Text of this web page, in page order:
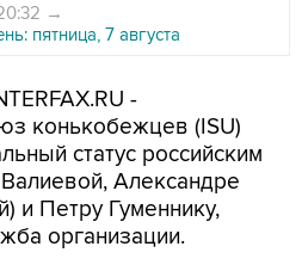
→
пятница, 7 августа
-
конькобежцев (ISU)
статус российским
Александре
и Петру Гуменнику,
организации.